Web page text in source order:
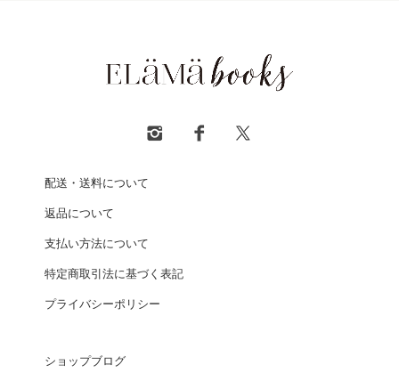
配送・送料について
返品について
支払い方法について
特定商取引法に基づく表記
プライバシーポリシー
ショップブログ